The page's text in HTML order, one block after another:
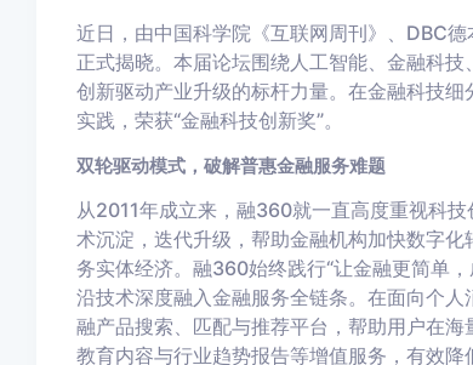
近日，由中国科学院《互联网周刊》、DBC
正式揭晓。本届论坛围绕人工智能、金融科
创新驱动产业升级的标杆力量。在金融科技
实践，荣获“金融科技创新奖”。
双轮驱动模式，破解普惠金融服务难题
从2011年成立来，融360就一直高度重视科
术沉淀，迭代升级，帮助金融机构加快数字
务实体经济。融360始终践行“让金融更简单
沿技术深度融入金融服务全链条。在面向个
融产品搜索、匹配与推荐平台，帮助用户在
教育内容与行业趋势报告等增值服务，有效降